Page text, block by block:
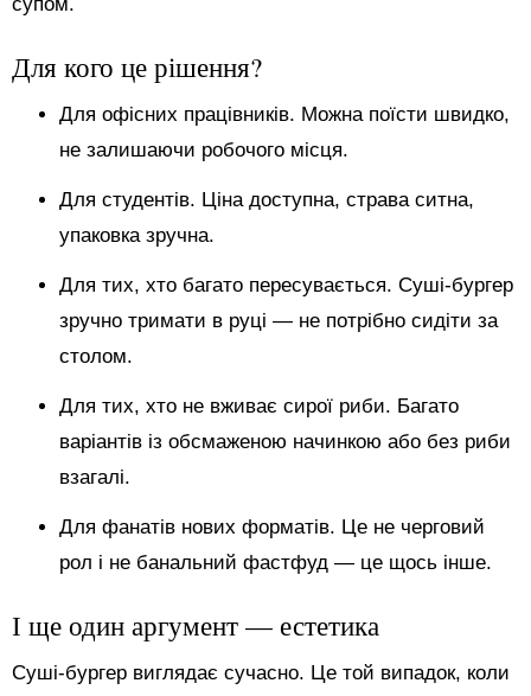
Для кого це рішення?
Для офісних працівників. Можна поїсти швидко,
не залишаючи робочого місця.
Для студентів. Ціна доступна, страва ситна,
упаковка зручна.
Для тих, хто багато пересувається. Суші-бургер
зручно тримати в руці — не потрібно сидіти за
столом.
Для тих, хто не вживає сирої риби. Багато
варіантів із обсмаженою начинкою або без риби
взагалі.
Для фанатів нових форматів. Це не черговий
рол і не банальний фастфуд — це щось інше.
І ще один аргумент — естетика
Суші-бургер виглядає сучасно. Це той випадок, коли